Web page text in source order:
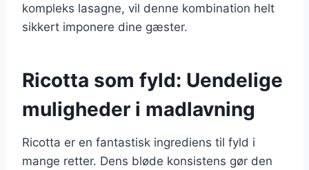
kompleks lasagne, vil denne kombination helt
sikkert imponere dine gæster.
Ricotta som fyld: Uendelige
muligheder i madlavning
Ricotta er en fantastisk ingrediens til fyld i
mange retter. Dens bløde konsistens gør den